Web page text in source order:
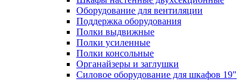
Оборудование для вентиляции
Поддержка оборудования
Полки выдвижные
Полки усиленные
Полки консольные
Органайзеры и заглушки
Силовое оборудование для шкафов 19"